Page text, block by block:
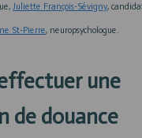
Juliette François-Sévigny,
St-Pierre, neuropsychologue.
une
de douance